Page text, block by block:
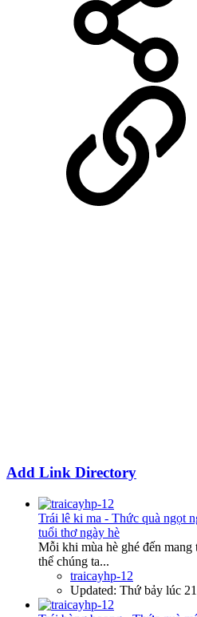
Add Link Directory
Trái lê ki ma - Thức quà ngọt
tuổi thơ ngày hè
Mỗi khi mùa hè ghé đến mang
thể chúng ta...
traicayhp-12
Updated: Thứ bảy lúc